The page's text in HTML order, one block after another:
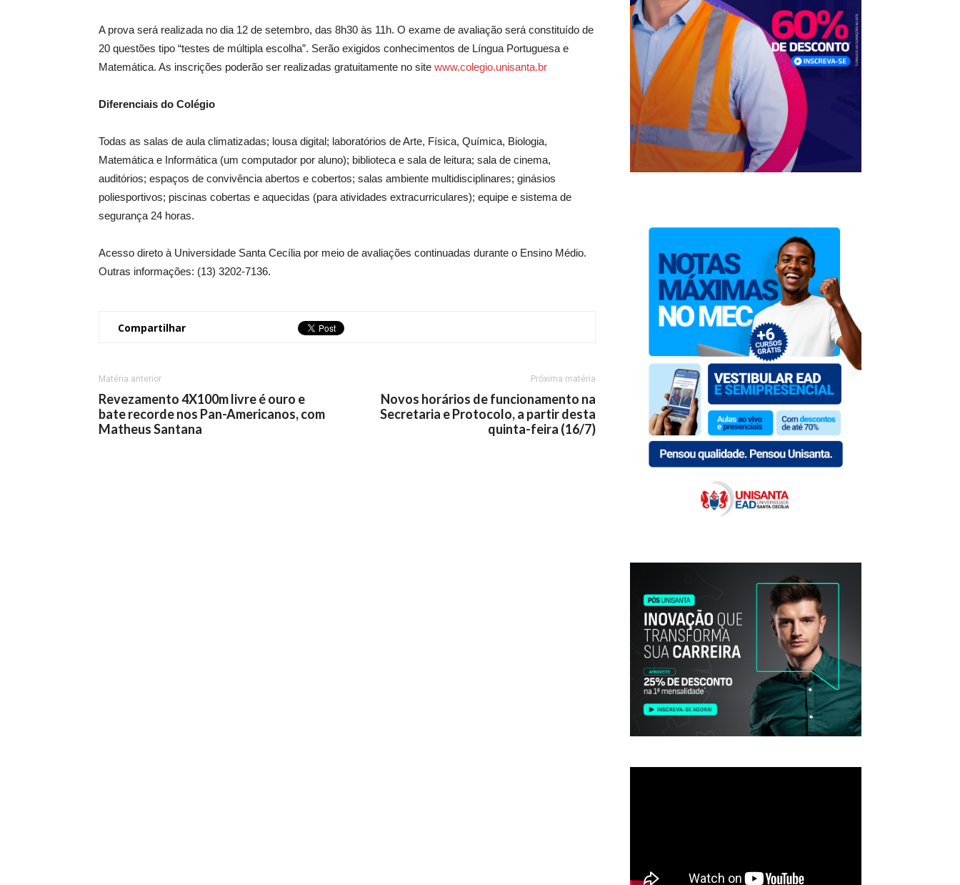
A prova será realizada no dia 12 de setembro, das 8h30 às 11h. O exame de avaliação será constituído de
20 questões tipo “testes de múltipla escolha”. Serão exigidos conhecimentos de Língua Portuguesa e
Matemática. As inscrições poderão ser realizadas gratuitamente no site www.colegio.unisanta.br
Diferenciais do Colégio
Todas as salas de aula climatizadas; lousa digital; laboratórios de Arte, Física, Química, Biologia,
Matemática e Informática (um computador por aluno); biblioteca e sala de leitura; sala de cinema,
auditórios; espaços de convivência abertos e cobertos; salas ambiente multidisciplinares; ginásios
poliesportivos; piscinas cobertas e aquecidas (para atividades extracurriculares); equipe e sistema de
segurança 24 horas.
Acesso direto à Universidade Santa Cecília por meio de avaliações continuadas durante o Ensino Médio.
Outras informações: (13) 3202-7136.
Compartilhar
Matéria anterior
Revezamento 4X100m livre é ouro e
bate recorde nos Pan-Americanos, com
Matheus Santana
Próxima matéria
Novos horários de funcionamento na
Secretaria e Protocolo, a partir desta
quinta-feira (16/7)